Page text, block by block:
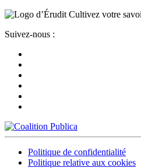
Cultivez votre
Suivez-nous :
Politique de confidentialité
Politique relative aux cookies